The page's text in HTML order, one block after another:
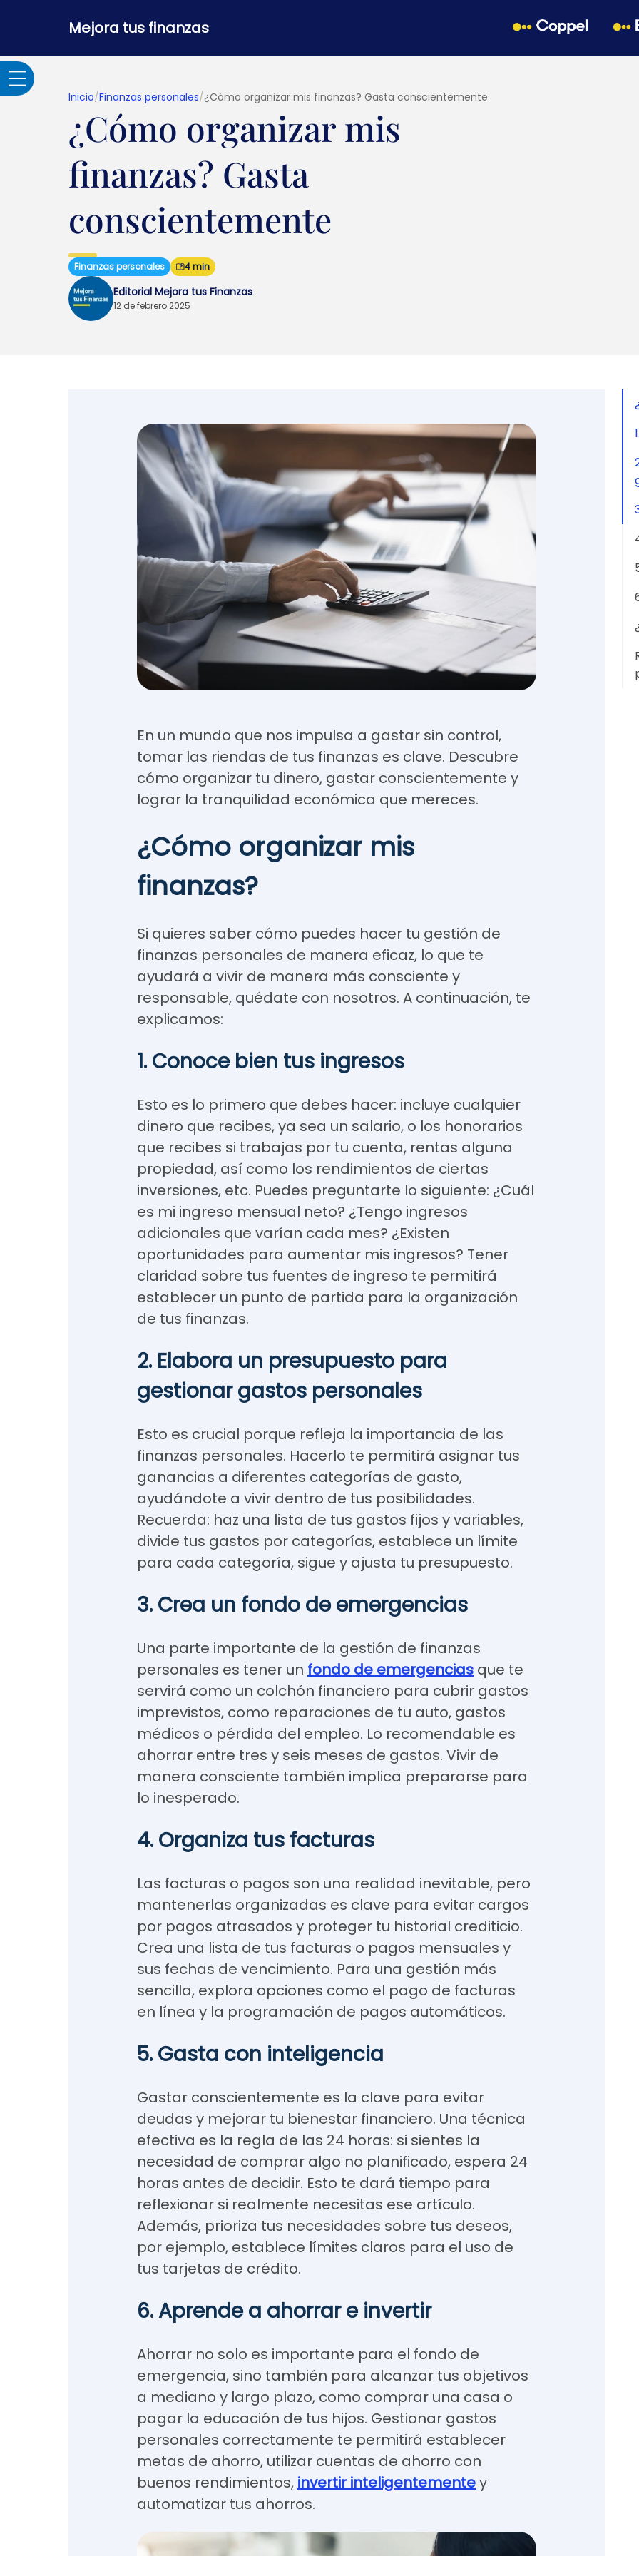
Mejora tus finanzas
Adultos Mayores
Banca por internet y
Crédito hipotecario
Créditos y
préstamos
Inicio/Finanzas personales/¿Cómo organizar mis finanzas? Gasta conscientemente
¿Cómo organizar mis
finanzas? Gasta
conscientemente
Finanzas personales 4 min
Editorial Mejora tus Finanzas
12 de febrero 2025
En un mundo que nos impulsa a gastar sin control,
tomar las riendas de tus finanzas es clave. Descubre
cómo organizar tu dinero, gastar conscientemente y
lograr la tranquilidad económica que mereces.
¿Cómo organizar mis
finanzas?
Si quieres saber cómo puedes hacer tu gestión de
finanzas personales de manera eficaz, lo que te
ayudará a vivir de manera más consciente y
responsable, quédate con nosotros. A continuación, te
explicamos:
1. Conoce bien tus ingresos
Esto es lo primero que debes hacer: incluye cualquier
dinero que recibes, ya sea un salario, o los honorarios
que recibes si trabajas por tu cuenta, rentas alguna
propiedad, así como los rendimientos de ciertas
inversiones, etc. Puedes preguntarte lo siguiente: ¿Cuál
es mi ingreso mensual neto? ¿Tengo ingresos
adicionales que varían cada mes? ¿Existen
oportunidades para aumentar mis ingresos? Tener
claridad sobre tus fuentes de ingreso te permitirá
establecer un punto de partida para la organización
de tus finanzas.
2. Elabora un presupuesto para
gestionar gastos personales
Esto es crucial porque refleja la importancia de las
finanzas personales. Hacerlo te permitirá asignar tus
ganancias a diferentes categorías de gasto,
ayudándote a vivir dentro de tus posibilidades.
Recuerda: haz una lista de tus gastos fijos y variables,
divide tus gastos por categorías, establece un límite
para cada categoría, sigue y ajusta tu presupuesto.
3. Crea un fondo de emergencias
Una parte importante de la gestión de finanzas
personales es tener un fondo de emergencias que te
servirá como un colchón financiero para cubrir gastos
imprevistos, como reparaciones de tu auto, gastos
médicos o pérdida del empleo. Lo recomendable es
ahorrar entre tres y seis meses de gastos. Vivir de
manera consciente también implica prepararse para
lo inesperado.
4. Organiza tus facturas
Las facturas o pagos son una realidad inevitable, pero
mantenerlas organizadas es clave para evitar cargos
por pagos atrasados y proteger tu historial crediticio.
Crea una lista de tus facturas o pagos mensuales y
sus fechas de vencimiento. Para una gestión más
sencilla, explora opciones como el pago de facturas
en línea y la programación de pagos automáticos.
5. Gasta con inteligencia
Gastar conscientemente es la clave para evitar
deudas y mejorar tu bienestar financiero. Una técnica
efectiva es la regla de las 24 horas: si sientes la
necesidad de comprar algo no planificado, espera 24
horas antes de decidir. Esto te dará tiempo para
reflexionar si realmente necesitas ese artículo.
Además, prioriza tus necesidades sobre tus deseos,
por ejemplo, establece límites claros para el uso de
tus tarjetas de crédito.
6. Aprende a ahorrar e invertir
Ahorrar no solo es importante para el fondo de
emergencia, sino también para alcanzar tus objetivos
a mediano y largo plazo, como comprar una casa o
pagar la educación de tus hijos. Gestionar gastos
personales correctamente te permitirá establecer
metas de ahorro, utilizar cuentas de ahorro con
buenos rendimientos, invertir inteligentementey
automatizar tus ahorros.